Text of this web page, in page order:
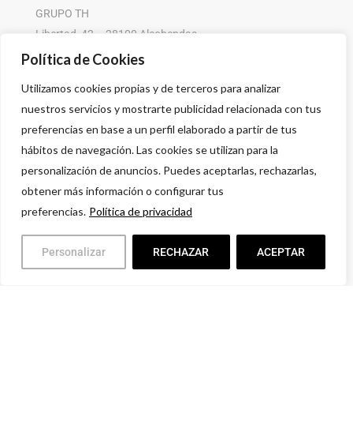
Política de Cookies
Utilizamos cookies propias y de terceros para analizar
nuestros servicios y mostrarte publicidad relacionada con tus
preferencias en base a un perfil elaborado a partir de tus
hábitos de navegación. Las cookies se utilizan para la
personalización de anuncios. Puedes aceptarlas, rechazarlas,
obtener más información o configurar tus
preferencias. Política de privacidad
Personalizar RECHAZAR ACEPTAR
GRUPO TH
Libertad, 42 – 28100 Alcobendas
916 614 580 – 608 505 532